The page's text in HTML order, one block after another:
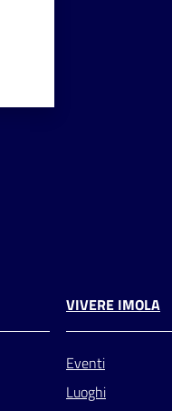
VIVERE IMOLA
Eventi
Luoghi